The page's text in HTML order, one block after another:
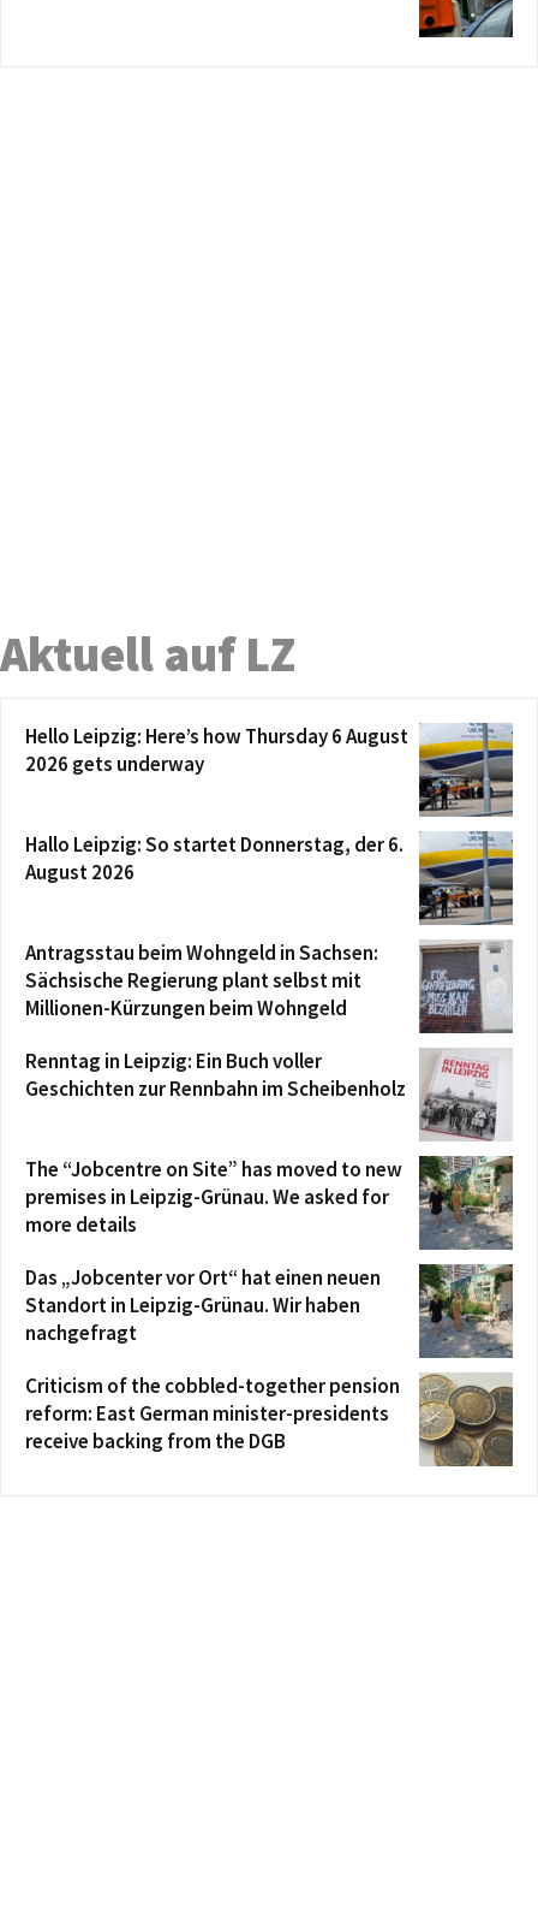
Aktuell auf LZ
Hello Leipzig: Here’s how Thursday 6 August
2026 gets underway
Hallo Leipzig: So startet Donnerstag, der 6.
August 2026
Antragsstau beim Wohngeld in Sachsen:
Sächsische Regierung plant selbst mit
Millionen-Kürzungen beim Wohngeld
Renntag in Leipzig: Ein Buch voller
Geschichten zur Rennbahn im Scheibenholz
The “Jobcentre on Site” has moved to new
premises in Leipzig-Grünau. We asked for
more details
Das „Jobcenter vor Ort“ hat einen neuen
Standort in Leipzig-Grünau. Wir haben
nachgefragt
Criticism of the cobbled-together pension
reform: East German minister-presidents
receive backing from the DGB